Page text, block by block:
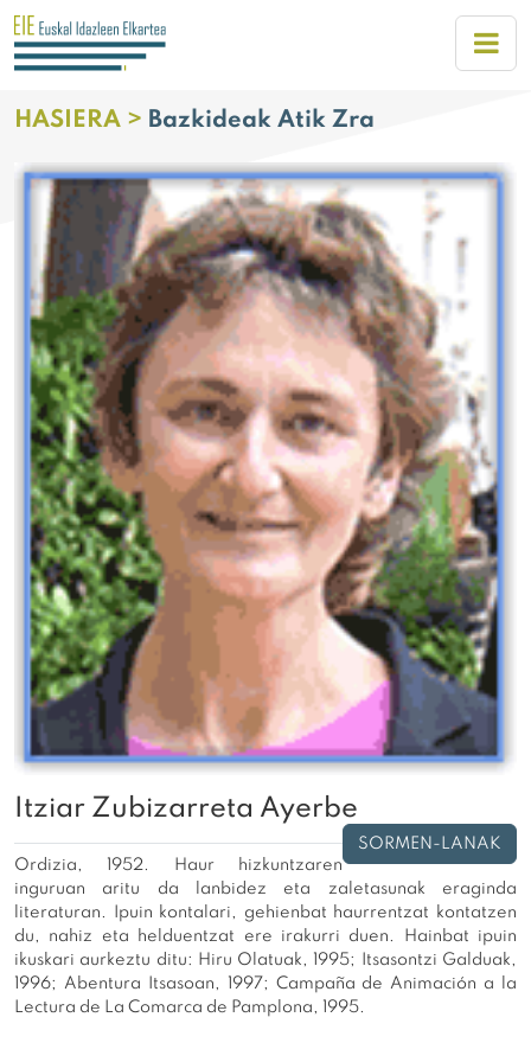
HASIERA > Bazkideak Atik Zra
Itziar Zubizarreta Ayerbe
SORMEN-LANAK
Ordizia, 1952. Haur hizkuntzaren
inguruan aritu da lanbidez eta zaletasunak eraginda
literaturan. Ipuin kontalari, gehienbat haurrentzat kontatzen
du, nahiz eta helduentzat ere irakurri duen. Hainbat ipuin
ikuskari aurkeztu ditu: Hiru Olatuak, 1995; Itsasontzi Galduak,
1996; Abentura Itsasoan, 1997; Campaña de Animación a la
Lectura de La Comarca de Pamplona, 1995.